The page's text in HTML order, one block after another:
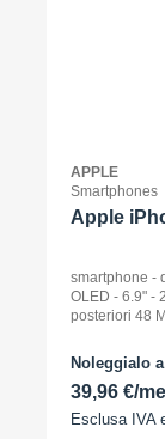
APPLE
Smartphones
Apple
smartphone -
OLED - 6.9" -
posteriori 48
Noleggialo
39,96 €/
Esclusa IVA